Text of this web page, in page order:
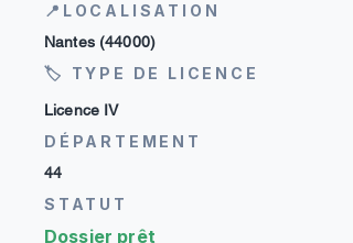
📍LOCALISATION
Nantes (44000)
🏷 TYPE DE LICENCE
Licence IV
DÉPARTEMENT
44
STATUT
Dossier prêt